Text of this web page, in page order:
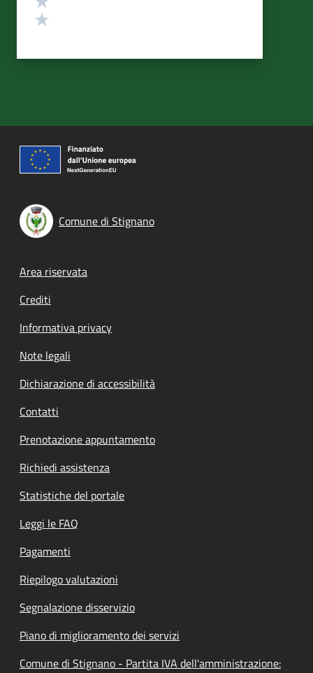
Comune di Stignano
Footer menu
Area riservata
Crediti
Informativa privacy
Note legali
Dichiarazione di accessibilità
Contatti
Prenotazione appuntamento
Richiedi assistenza
Statistiche del portale
Leggi le FAQ
Pagamenti
Riepilogo valutazioni
Segnalazione disservizio
Piano di miglioramento dei servizi
Comune di Stignano - Partita IVA dell'amministrazione: